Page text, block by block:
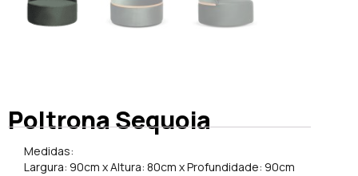
Poltrona Sequoia
Medidas:
Largura: 90cm x Altura: 80cm x Profundidade: 90cm